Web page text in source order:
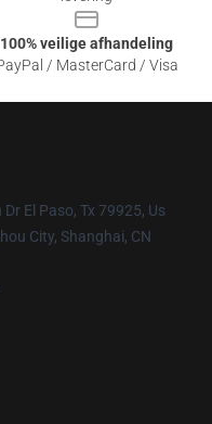
100% veilige afhandeling
/ MasterCard / Visa
El Paso, Tx 79925, Us
City, Shanghai, CN